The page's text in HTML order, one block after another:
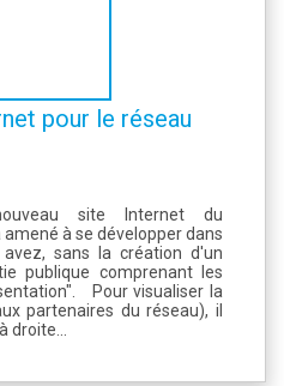
pour le réseau
site Internet du
à se développer dans
sans la création d'un
publique comprenant les
Pour visualiser la
partenaires du réseau), il